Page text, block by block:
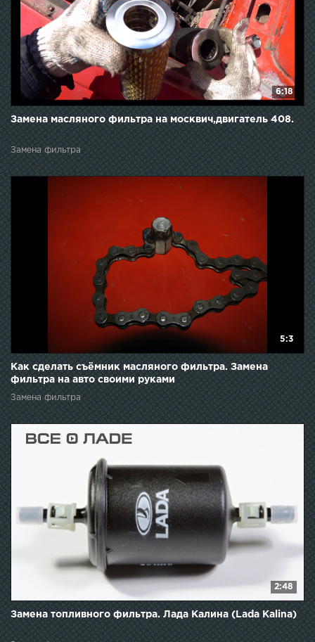
6:18
Замена масляного фильтра на москвич,двигатель 408.
Замена фильтра
5:3
Как сделать съёмник масляного фильтра. Замена
фильтра на авто своими руками
Замена фильтра
2:48
Замена топливного фильтра. Лада Калина (Lada Kalina)